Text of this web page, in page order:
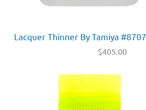
Lacquer Thinner By Tamiya
$405.00